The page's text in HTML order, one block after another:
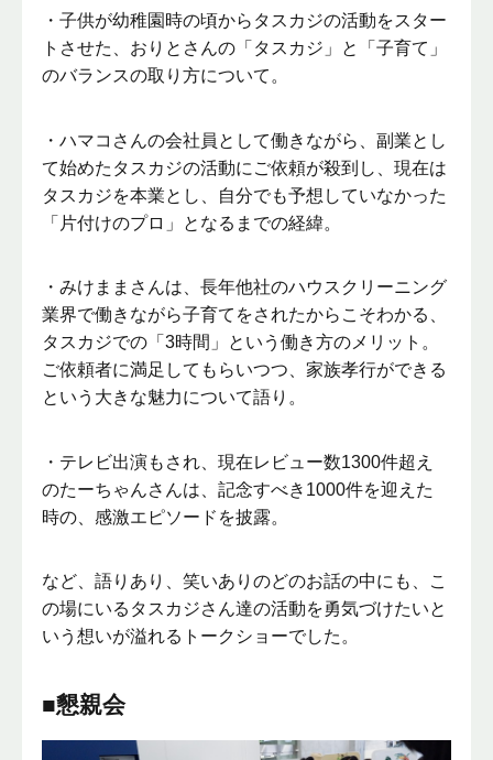
・子供が幼稚園時の頃からタスカジの活動をスター
トさせた、おりとさんの「タスカジ」と「子育て」
のバランスの取り方について。
・ハマコさんの会社員として働きながら、副業とし
て始めたタスカジの活動にご依頼が殺到し、現在は
タスカジを本業とし、自分でも予想していなかった
「片付けのプロ」となるまでの経緯。
・みけままさんは、長年他社のハウスクリーニング
業界で働きながら子育てをされたからこそわかる、
タスカジでの「3時間」という働き方のメリット。
ご依頼者に満足してもらいつつ、家族孝行ができる
という大きな魅力について語り。
・テレビ出演もされ、現在レビュー数1300件超え
のたーちゃんさんは、記念すべき1000件を迎えた
時の、感激エピソードを披露。
など、語りあり、笑いありのどのお話の中にも、こ
の場にいるタスカジさん達の活動を勇気づけたいと
いう想いが溢れるトークショーでした。
■懇親会